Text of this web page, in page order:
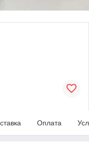
Оплата